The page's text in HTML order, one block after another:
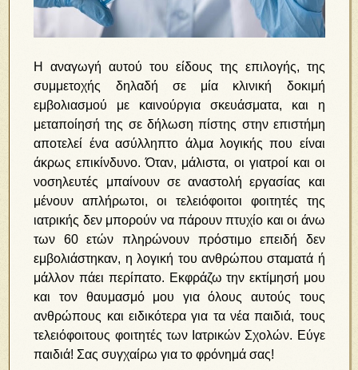
Η αναγωγή αυτού του είδους της επιλογής, της
συμμετοχής δηλαδή σε μία κλινική δοκιμή
εμβολιασμού με καινούργια σκευάσματα, και η
μεταποίησή της σε δήλωση πίστης στην επιστήμη
αποτελεί ένα ασύλληπτο άλμα λογικής που είναι
άκρως επικίνδυνο. Όταν, μάλιστα, οι γιατροί και οι
νοσηλευτές μπαίνουν σε αναστολή εργασίας και
μένουν απλήρωτοι, οι τελειόφοιτοι φοιτητές της
ιατρικής δεν μπορούν να πάρουν πτυχίο και οι άνω
των 60 ετών πληρώνουν πρόστιμο επειδή δεν
εμβολιάστηκαν, η λογική του ανθρώπου σταματά ή
μάλλον πάει περίπατο. Εκφράζω την εκτίμησή μου
και τον θαυμασμό μου για όλους αυτούς τους
ανθρώπους και ειδικότερα για τα νέα παιδιά, τους
τελειόφοιτους φοιτητές των Ιατρικών Σχολών. Εύγε
παιδιά! Σας συγχαίρω για το φρόνημά σας!